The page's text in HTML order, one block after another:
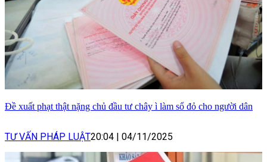
Đề xuất phạt thật nặng chủ đầu tư chây ì làm sổ đỏ cho người dân
TƯ VẤN PHÁP LUẬT20:04 | 04/11/2025